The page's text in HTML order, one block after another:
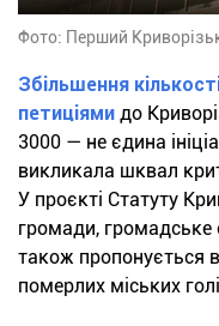
Фото: Перший
Збільшення
петиціями до
3000 — не єдина
викликала шквал
У проєкті Статуту
громади, громадське
також пропонується
померлих міських